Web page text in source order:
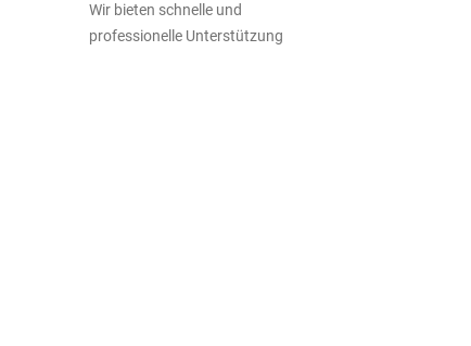
Wir bieten schnelle und
professionelle Unterstützung